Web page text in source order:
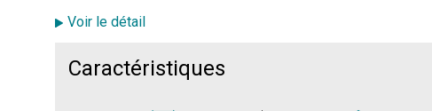
Voir le détail
Caractéristiques